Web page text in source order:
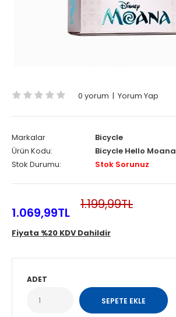
0 yorum | Yorum Yap
Markalar
Bicycle
Ürün Kodu:
Bicycle Hello Moana
Stok Durumu:
Stok Sorunuz
1.069,99TL
1.199,99TL
Fiyata %20 KDV Dahildir
ADET